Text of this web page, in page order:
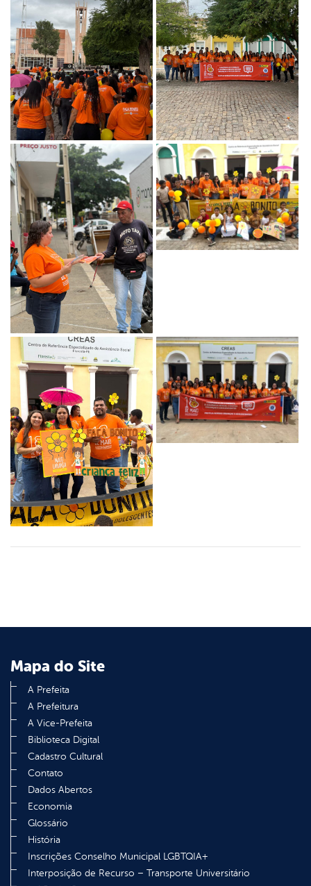
Mapa do Site
A Prefeita
A Prefeitura
A Vice-Prefeita
Biblioteca Digital
Cadastro Cultural
Contato
Dados Abertos
Economia
Glossário
História
Inscrições Conselho Municipal LGBTQIA+
Interposição de Recurso – Transporte Universitário